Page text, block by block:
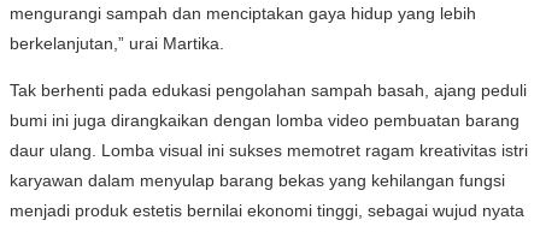
mengurangi sampah dan menciptakan gaya hidup yang lebih
berkelanjutan,” urai Martika.
Tak berhenti pada edukasi pengolahan sampah basah, ajang peduli
bumi ini juga dirangkaikan dengan lomba video pembuatan barang
daur ulang. Lomba visual ini sukses memotret ragam kreativitas istri
karyawan dalam menyulap barang bekas yang kehilangan fungsi
menjadi produk estetis bernilai ekonomi tinggi, sebagai wujud nyata